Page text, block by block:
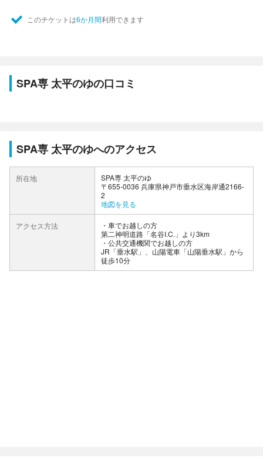
このチケットは6か月間利用できます
SPA専 太平のゆの口コミ
SPA専 太平のゆへのアクセス
所在地
SPA専 太平のゆ
〒655-0036 兵庫県神戸市垂水区海岸通2166-
2
地図を見る
アクセス方法
車でお越しの方
第二神明道路「名谷I.C.」より3km
公共交通機関でお越しの方
JR「垂水駅」、山陽電車「山陽垂水駅」から
徒歩10分